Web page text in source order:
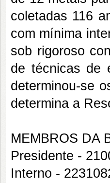
coletadas 116
com mínima
sob rigoroso
de técnicas de
determinou-se
determina a
MEMBROS DA
Presidente -
Interno -